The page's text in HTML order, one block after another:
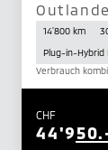
14'800 km
Plug-in-Hybrid
Verbrauch
CHF